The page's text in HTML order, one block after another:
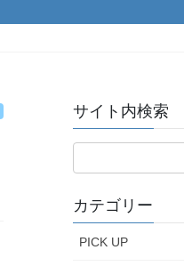
サイト内検索
カテゴリー
PICK UP